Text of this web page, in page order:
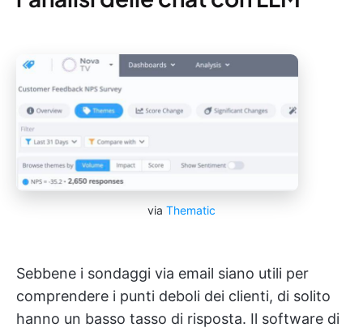
via Thematic
Sebbene i sondaggi via email siano utili per
comprendere i punti deboli dei clienti, di solito
hanno un basso tasso di risposta. Il software di